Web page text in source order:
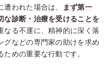
われた場合は、
まず第一
な診断・治療を受けることを
なる不運に、精神的に深く落
グなどの専門家の助けを求め
めの重要な行動です。